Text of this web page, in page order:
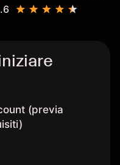
(previa